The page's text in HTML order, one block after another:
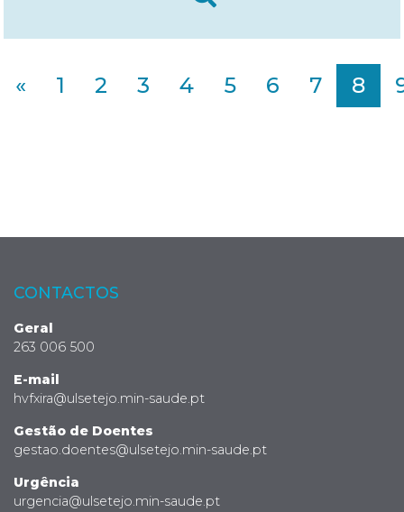
« 1 2 3 4 5 6 7 8
CONTACTOS
Geral
263 006 500
E-mail
hvfxira@ulsetejo.min-saude.pt
Gestão de Doentes
gestao.doentes@ulsetejo.min-saude.pt
Urgência
urgencia@ulsetejo.min-saude.pt